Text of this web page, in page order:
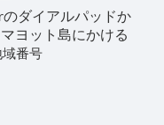
ダイアルパッドか
ヨット島にかける
番号